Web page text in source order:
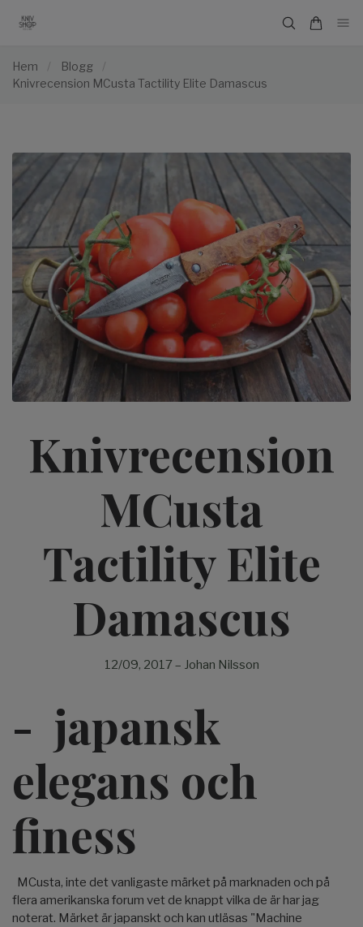
Hem / Blogg
/
Knivrecension MCusta Tactility Elite Damascus
Knivrecension
MCusta
Tactility Elite
Damascus
12/09, 2017– Johan Nilsson
- japansk
elegans och
finess
MCusta, inte det vanligaste märket på marknaden och på
flera amerikanska forum vet de knappt vilka de är har jag
noterat. Märket är japanskt och kan utläsas "Machine